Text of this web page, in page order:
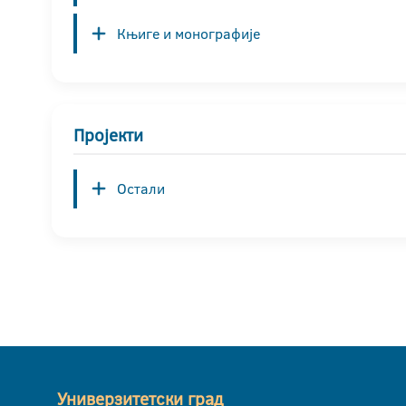
Књиге и монографије
Пројекти
Остали
Универзитетски град